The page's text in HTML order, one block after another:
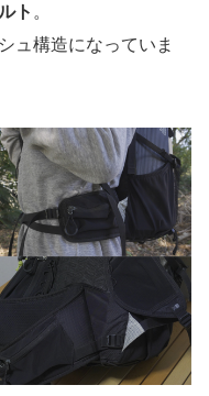
ト 。
ュ構造になっていま